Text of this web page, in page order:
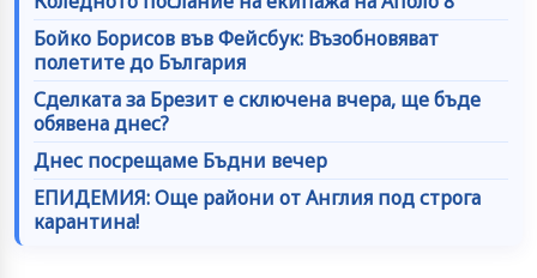
Бойко Борисов във Фейсбук: Възобновяват
полетите до България
Сделката за Брезит е сключена вчера, ще бъде
обявена днес?
Днес посрещаме Бъдни вечер
ЕПИДЕМИЯ: Още райони от Англия под строга
карантина!